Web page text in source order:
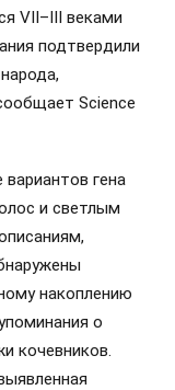
VII–III веками
подтвердили
Science
вариантов гена
и светлым
накоплению
о
кочевников.